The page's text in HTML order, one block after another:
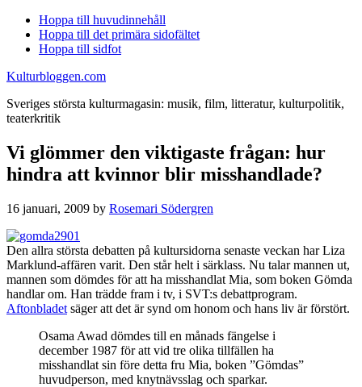
Hoppa till huvudinnehåll
Hoppa till det primära sidofältet
Hoppa till sidfot
Kulturbloggen.com
Sveriges största kulturmagasin: musik, film, litteratur, kulturpolitik,
teaterkritik
Vi glömmer den viktigaste frågan: hur
hindra att kvinnor blir misshandlade?
16 januari, 2009 by Rosemari Södergren
Den allra största debatten på kultursidorna senaste veckan har Liza
Marklund-affären varit. Den står helt i särklass. Nu talar mannen ut,
mannen som dömdes för att ha misshandlat Mia, som boken Gömda
handlar om. Han trädde fram i tv, i SVT:s debattprogram.
Aftonbladet säger att det är synd om honom och hans liv är förstört.
Osama Awad dömdes till en månads fängelse i
december 1987 för att vid tre olika tillfällen ha
misshandlat sin före detta fru Mia, boken ”Gömdas”
huvudperson, med knytnävsslag och sparkar.